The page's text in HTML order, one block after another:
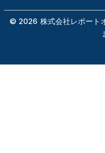
© 2026 株式会社レポート